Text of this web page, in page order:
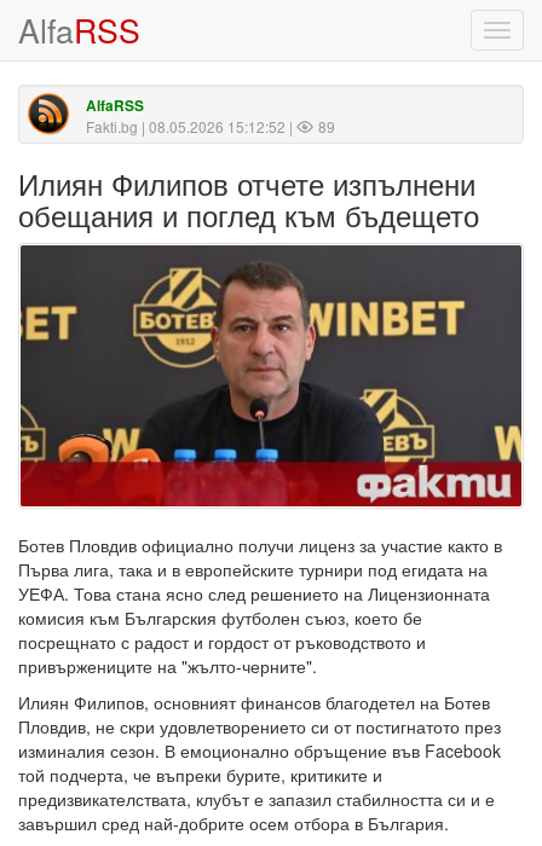
AlfaRSS
AlfaRSS
Fakti.bg | 08.05.2026 15:12:52 | 89
Илиян Филипов отчете изпълнени
обещания и поглед към бъдещето
Ботев Пловдив официално получи лиценз за участие както в
Първа лига, така и в европейските турнири под егидата на
УЕФА. Това стана ясно след решението на Лицензионната
комисия към Българския футболен съюз, което бе
посрещнато с радост и гордост от ръководството и
привържениците на "жълто-черните".
Илиян Филипов, основният финансов благодетел на Ботев
Пловдив, не скри удовлетворението си от постигнатото през
изминалия сезон. В емоционално обръщение във Facebook
той подчерта, че въпреки бурите, критиките и
предизвикателствата, клубът е запазил стабилността си и е
завършил сред най-добрите осем отбора в България.